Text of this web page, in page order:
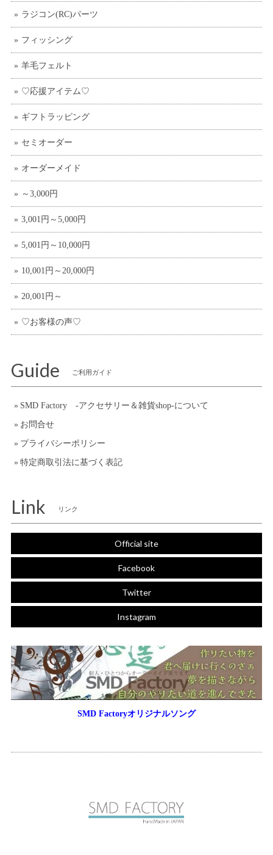
ラジコン(RC)パーツ
フィッシング
羊毛フェルト
♡応援アイテム♡
ギフトラッピング
セミオーダー
オーダーメイド
～3,000円
3,001円～5,000円
5,001円～10,000円
10,001円～20,000円
20,001円～
♡お客様の声♡
Guide ご利用ガイド
SMD Factory -アクセサリー＆雑貨shop-について
お問合せ
プライバシーポリシー
特定商取引法に基づく表記
Link リンク
Official site
Facebook
Twitter
Instagram
SMD Factoryオリジナルソング